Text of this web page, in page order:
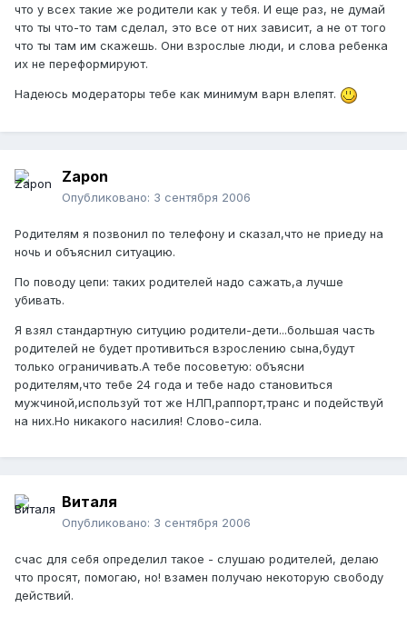
что у всех такие же родители как у тебя. И еще раз, не думай
что ты что-то там сделал, это все от них зависит, а не от того
что ты там им скажешь. Они взрослые люди, и слова ребенка
их не переформируют.
Надеюсь модераторы тебе как минимум варн влепят.
Zapon
Опубликовано: 3 сентября 2006
Родителям я позвонил по телефону и сказал,что не приеду на
ночь и объяснил ситуацию.
По поводу цепи: таких родителей надо сажать,а лучше
убивать.
Я взял стандартную ситуцию родители-дети...большая часть
родителей не будет противиться взрослению сына,будут
только ограничивать.А тебе посоветую: объясни
родителям,что тебе 24 года и тебе надо становиться
мужчиной,используй тот же НЛП,раппорт,транс и подействуй
на них.Но никакого насилия! Слово-сила.
Виталя
Опубликовано: 3 сентября 2006
счас для себя определил такое - слушаю родителей, делаю
что просят, помогаю, но! взамен получаю некоторую свободу
действий.